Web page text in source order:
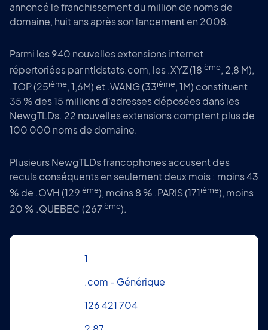
annoncé le franchissement du million de noms de
domaine, huit ans après son lancement en 2008.
Parmi les 940 nouvelles extensions internet
répertoriées par ntldstats.com, les .XYZ (18ième, 2,8 M),
.TOP (25ième, 1,6M) et .WANG (33ième, 1M) constituent
35 % des 15 millions d'adresses déposées dans les
NewgTLDs. 22 nouvelles extensions comptent plus de
100 000 noms de domaine.
Plusieurs NewgTLDs francophones accusent des
reculs conséquents en seulement deux mois : moins 43
% de .OVH (129ième), moins 8 % .PARIS (171ième), moins
20 % .QUEBEC (267ième).
1
.com - Générique
126 421 704